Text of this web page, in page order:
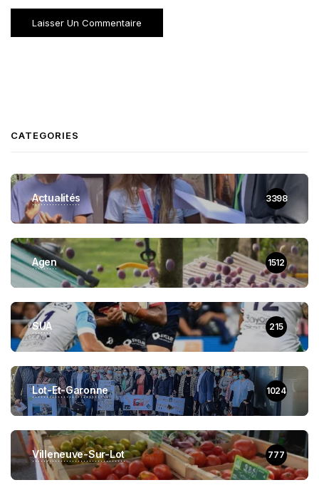
CATEGORIES
Actualités 3398
Agen 1512
SUA 215
Lot-Et-Garonne 1024
Villeneuve-Sur-Lot 777